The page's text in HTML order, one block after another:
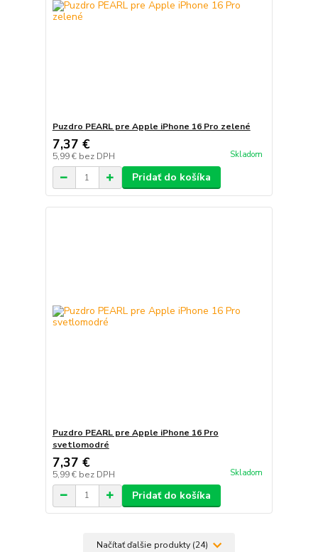
Puzdro PEARL pre Apple iPhone 16 Pro zelené
7,37 €
5,99 € bez DPH Skladom
Pridať do košíka
Puzdro PEARL pre Apple iPhone 16 Pro
svetlomodré
7,37 €
5,99 € bez DPH Skladom
Pridať do košíka
Načítať ďalšie produkty (24)